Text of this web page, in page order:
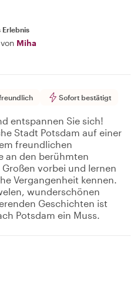
Erlebnis
Miha
Sofort bestätigt
entspannen Sie sich!
Stadt Potsdam auf einer
freundlichen
an den berühmten
vorbei und lernen
Vergangenheit kennen.
wunderschönen
Geschichten ist
Potsdam ein Muss.